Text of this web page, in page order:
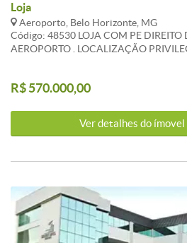
Loja
Aeroporto, Belo Horizonte, MG
Código: 48530 LOJA COM PE DIREITO
AEROPORTO . LOCALIZAÇÃO
ATUALIZADO EM 01/11/2022 .
Canalizado - 1 Elevador social - Portão
R$ 570.000,00
Ver detalhes do ímovel